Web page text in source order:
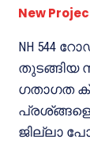
New
NH 544
തുടങ്ങിയ
ഗതാഗത
ജില്ലാ